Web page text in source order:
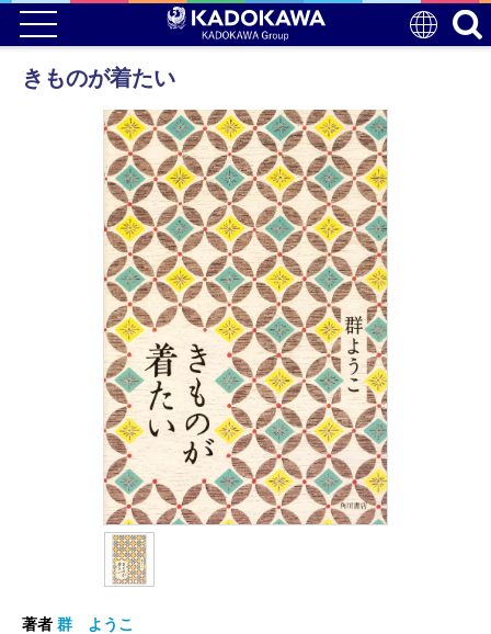
きものが着たい
著者 群 ようこ